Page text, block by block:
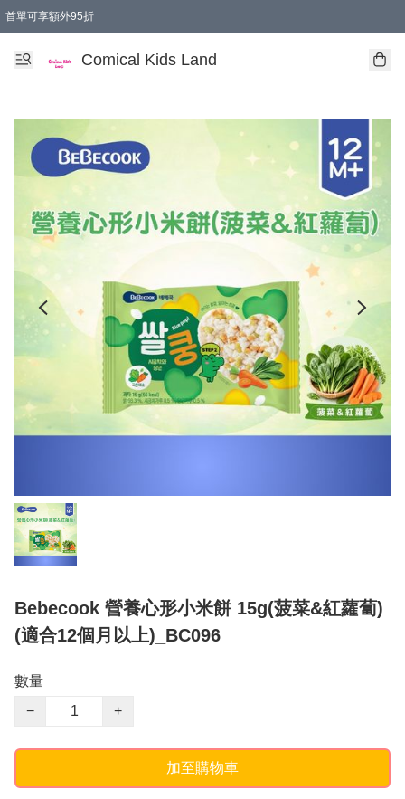
首單可享額外95折
Comical Kids Land
Bebecook 營養心形小米餅 15g(菠菜&紅蘿蔔)
(適合12個月以上)_BC096
數量
−
+
加至購物車